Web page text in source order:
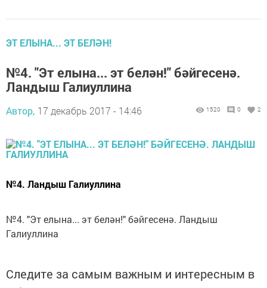
ЭТ ЕЛЫНА... ЭТ БЕЛӘН!
№4. "Эт елына... эт белән!" бәйгесенә.
Ландыш Галиуллина
Автор, 17 декабрь 2017 - 14:46 1520 0 2
№4. Ландыш Галиуллина
№4. "Эт елына... эт белән!" бәйгесенә. Ландыш
Галиуллина
Следите за самым важным и интересным в